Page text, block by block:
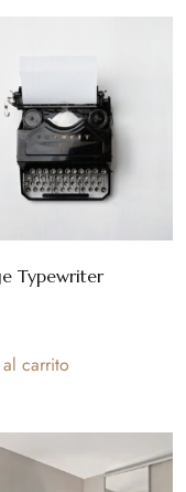
Typewriter
carrito